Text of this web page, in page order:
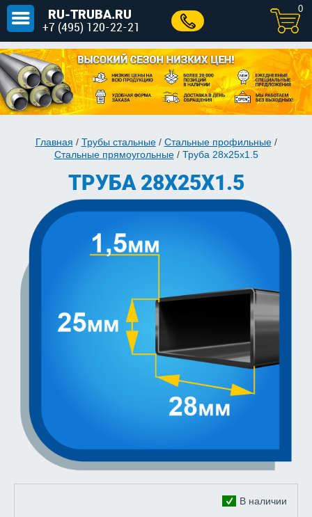
RU-TRUBA.RU
+7 (495) 120-22-21
0
Главная / Трубы стальные/ Стальные профильные/
Стальные прямоугольные/ Труба 28х25х1.5
ТРУБА 28Х25Х1.5
В наличии